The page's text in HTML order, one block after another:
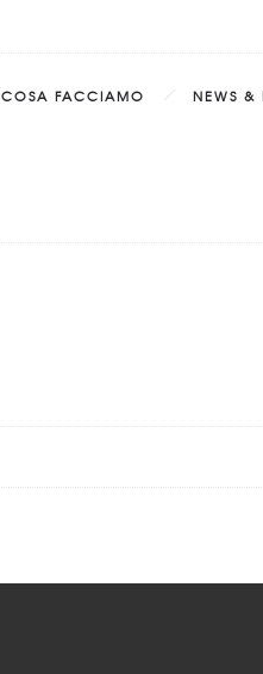
COSA FACCIAMO NEWS &